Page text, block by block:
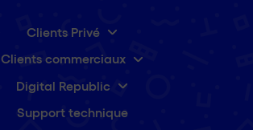
Clients Privé
Clients commerciaux
Digital Republic
Support technique